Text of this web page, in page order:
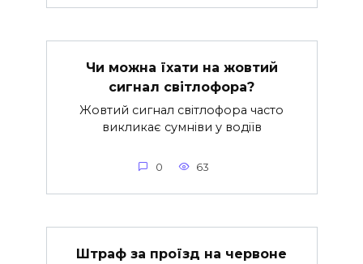
Чи можна їхати на жовтий
сигнал світлофора?
Жовтий сигнал світлофора часто
викликає сумніви у водіїв
0 63
Штраф за проїзд на червоне